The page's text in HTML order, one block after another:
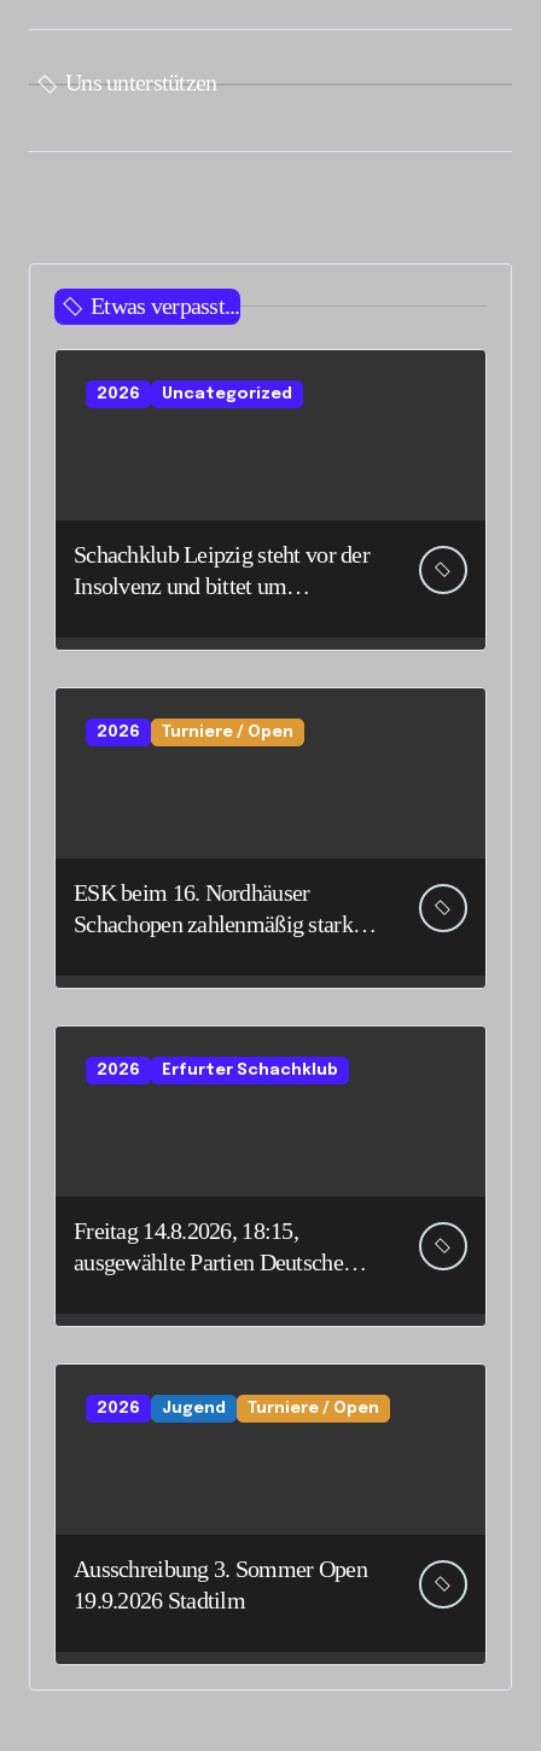
Uns unterstützen
Etwas verpasst...
2026 Uncategorized
Schachklub Leipzig steht vor der
Insolvenz und bittet um
2026 Turniere / Open
ESK beim 16. Nordhäuser
Schachopen zahlenmäßig stark
2026 Erfurter Schachklub
Freitag 14.8.2026, 18:15,
ausgewählte Partien Deutsche
2026 Jugend Turniere / Open
Ausschreibung 3. Sommer Open
19.9.2026 Stadtilm